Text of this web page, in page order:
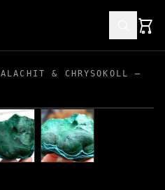
& CHRYSOKOLL –